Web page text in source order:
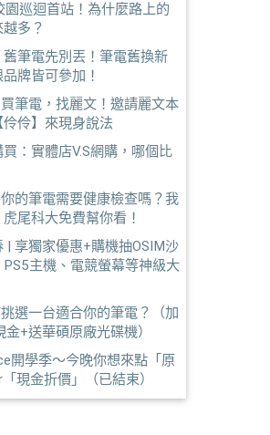
園巡迴首站！為什麼路上的
多？
舊筆電先別丟！筆電舊換新
牌皆可參加！
筆電，找麗文！邀請麗文本
伶】來現身說法
：實體店V.S網購，哪個比
的筆電需要健康檢查嗎？我
尾科大免費幫你看！
| 享獨家優惠+購機抽OSIM沙
主機、電競螢幕等神級大
選一台適合你的筆電？（加
+送華碩原廠光碟機）
開學季～今晚你想來點「原
現金折價」（已結束）